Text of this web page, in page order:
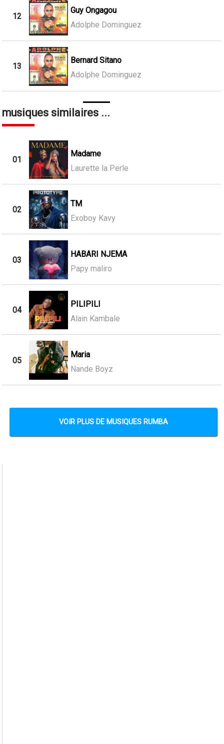
12
Guy Ongagou
Adolphe Dominguez
13
Bernard Sitano
Adolphe Dominguez
musiques similaires ...
01
Madame
Laurette la Perle
02
TM
Exoboy Kavy
03
HABARI NJEMA
Papy maliro
04
PILIPILI
Alain Kambale
05
Maria
Nande Boyz
VOIR PLUS DE MUSIQUES RUMBA